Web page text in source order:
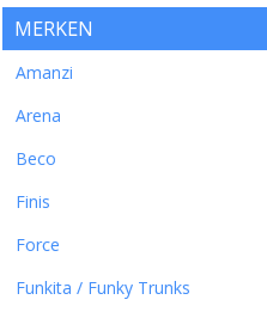
MERKEN
Amanzi
Arena
Beco
Finis
Force
Funkita / Funky Trunks